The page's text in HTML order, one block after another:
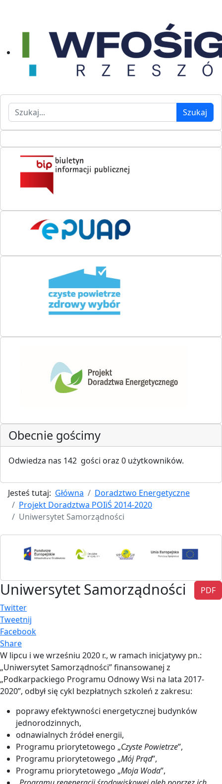
Szukaj Szukaj
Obecnie gościmy
Odwiedza nas 142 gości oraz 0 użytkowników.
Jesteś tutaj: Główna
Doradztwo Energetyczne
Projekt Doradztwa POIiŚ 2014-2020
Uniwersytet Samorządności
PDF
Uniwersytet Samorządności
Twitter
Tweetnij
Facebook
Share
W lipcu i we wrześniu 2020 r., w ramach inicjatywy pn.:
„Uniwersytet Samorządności” finansowanej z
„Podkarpackiego Programu Odnowy Wsi na lata 2017-
2020”, odbył się cykl bezpłatnych szkoleń z zakresu:
poprawy efektywności energetycznej budynków
jednorodzinnych,
odnawialnych źródeł energii,
Programu priorytetowego „Czyste Powietrze”,
Programu priorytetowego „Mój Prąd”,
Programu priorytetowego „Moja Woda”,